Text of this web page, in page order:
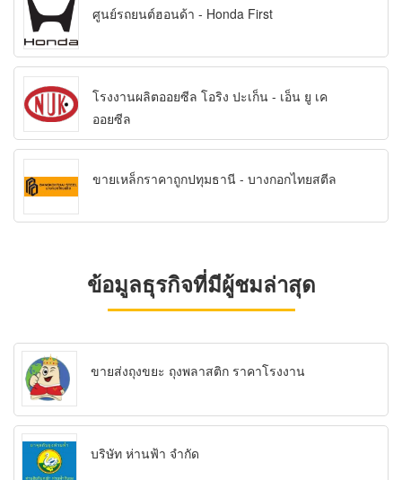
ศูนย์รถยนต์ฮอนด้า - Honda First
โรงงานผลิตออยซีล โอริง ปะเก็น - เอ็น ยู เค
ออยซีล
ขายเหล็กราคาถูกปทุมธานี - บางกอกไทยสตีล
ข้อมูลธุรกิจที่มีผู้ชมล่าสุด
ขายส่งถุงขยะ ถุงพลาสติก ราคาโรงงาน
บริษัท ห่านฟ้า จำกัด